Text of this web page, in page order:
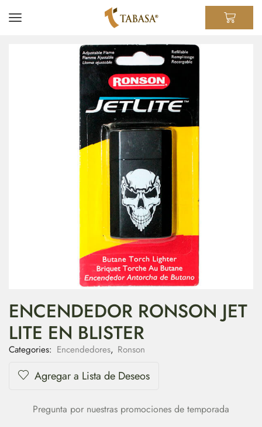
ENCENDEDOR RONSON JET
LITE EN BLISTER
Categories: Encendedores, Ronson
Agregar a Lista de Deseos
Pregunta por nuestras promociones de temporada